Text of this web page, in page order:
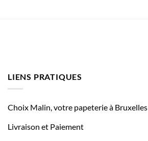
LIENS PRATIQUES
Choix Malin, votre papeterie à Bruxelles
Livraison et Paiement